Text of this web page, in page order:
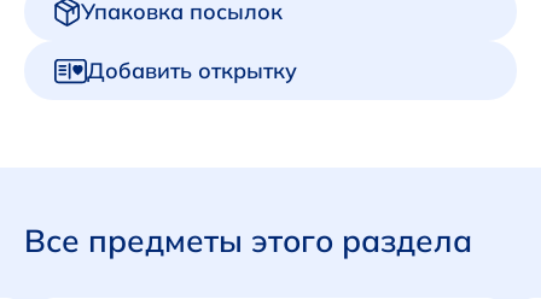
Упаковка посылок
Добавить открытку
Все предметы этого раздела